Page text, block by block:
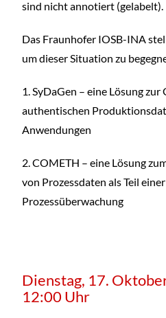
sind nicht annotiert (gelabelt).
Das Fraunhofer IOSB-INA
um dieser Situation zu
1. SyDaGen – eine Lösung
authentischen
Anwendungen
2. COMETH – eine Lösung
von Prozessdaten als Teil
Prozessüberwachung
Dienstag, 17.
12:00 Uhr